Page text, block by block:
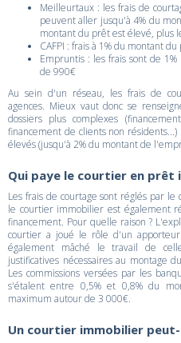
Meilleurtaux : les frais de
peuvent aller jusqu'à 4% du
montant du prêt est élevé, plus
CAFPI : frais à 1% du montant
Empruntis : les frais sont de
de 990€
Au sein d'un réseau, les frais de
agences. Mieux vaut donc se
dossiers plus complexes
financement de clients non
élevés (jusqu'à 2% du montant de
Qui paye le courtier en prêt
Les frais de courtage sont réglés par
le courtier immobilier est également
financement. Pour quelle raison ?
courtier a joué le rôle d'un
également mâché le travail de
justificatives nécessaires au montage
Les commissions versées par les
s'étalent entre 0,5% et 0,8% du
maximum autour de 3 000€.
Un courtier immobilier